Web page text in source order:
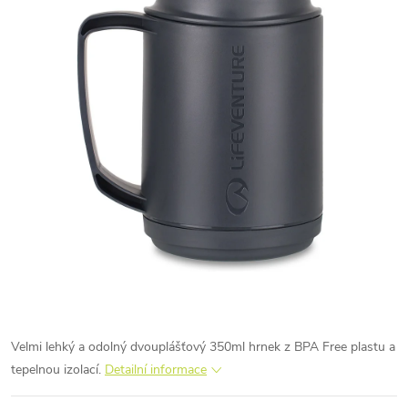
Velmi lehký a odolný dvouplášťový 350ml hrnek z BPA Free plastu a
tepelnou izolací. Detailní informace